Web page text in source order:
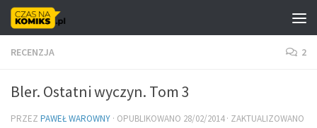
Skip to content
RECENZJA 2
Bler. Ostatni wyczyn. Tom 3
PRZEZ PAWEŁ WAROWNY · OPUBLIKOWANO 28/02/2014· ZAKTUALIZOWANO